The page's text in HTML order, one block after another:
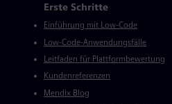
Mendix Verzeichnis
Erste Schritte
Einführung mit Low-Code
Low-Code-Anwendungsfälle
Leitfaden für Plattformbewertung
Kundenreferenzen
Mendix Blog